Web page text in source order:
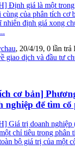
Định giá là một
cùng của phân tích cơ
nhiên định giá xong
, 20/4/19, 0 lần trả
giao dịch và đầu tư
cơ bản]
nghiệp để tìm cổ
Giá trị doanh nghiệp
chỉ tiêu trong phân
bộ giá trị của một